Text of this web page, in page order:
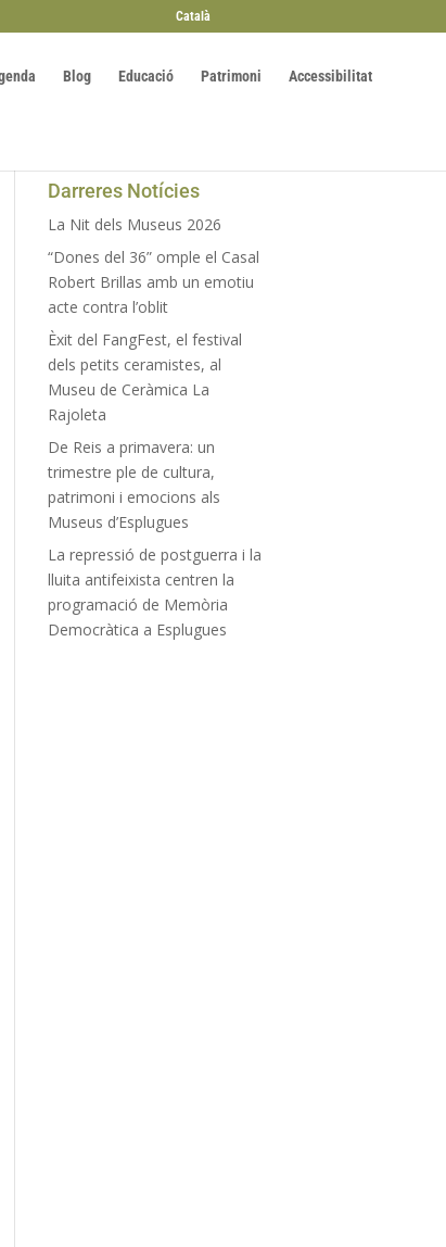
Català
Blog Educació Patrimoni Accessibilitat
Darreres Notícies
La Nit dels Museus 2026
“Dones del 36” omple el Casal
Robert Brillas amb un emotiu
acte contra l’oblit
Èxit del FangFest, el festival
dels petits ceramistes, al
Museu de Ceràmica La
Rajoleta
De Reis a primavera: un
trimestre ple de cultura,
patrimoni i emocions als
Museus d’Esplugues
La repressió de postguerra i la
lluita antifeixista centren la
programació de Memòria
Democràtica a Esplugues